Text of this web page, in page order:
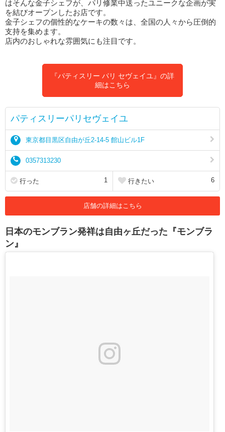
はそんな金子シェフが、パリ修業中送ったユニークな企画が実
を結びオープンしたお店です。
金子シェフの個性的なケーキの数々は、全国の人々から圧倒的
支持を集めます。
店内のおしゃれな雰囲気にも注目です。
『パティスリー パリ セヴェイユ』の詳
細はこちら
パティスリーパリセヴェイユ
東京都目黒区自由が丘2-14-5 館山ビル1F
0357313230
行った 1 行きたい 6
店舗の詳細はこちら
日本のモンブラン発祥は自由ヶ丘だった『モンブラ
ン』